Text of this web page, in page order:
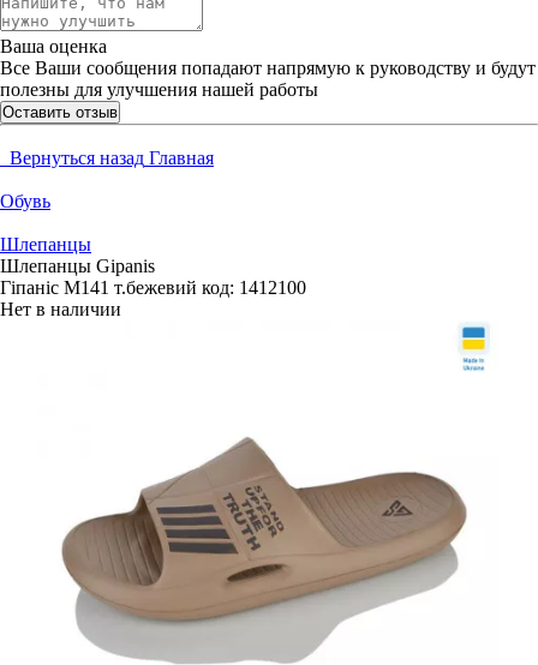
Ваша оценка
Все Ваши сообщения попадают напрямую к руководству и будут
полезны для улучшения нашей работы
Оставить отзыв
Вернуться назад Главная
Обувь
Шлепанцы
Шлепанцы Gipanis
Гіпаніс М141 т.бежевий код: 1412100
Нет в наличии